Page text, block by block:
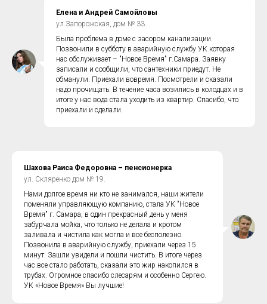
Елена и Андрей Самойловы
ул.Запорожская, дом № 33.
Была проблема в доме с засором канализации.
Позвонили в субботу в аварийную службу УК которая
нас обслуживает – "Новое Время" г.Самара. Заявку
записали и сообщили, что сантехники приедут. Не
обманули. Приехали вовремя. Посмотрели и сказали
надо прочищать. В течение часа возились в колодцах и в
итоге у нас вода стала уходить из квартир. Спасибо, что
приехали и сделали.
Шахова Раиса Федоровна – пенсионерка
ул. Скляренко дом № 19.
Нами долгое время ни кто не занимался, наши жители
поменяли управляющую компанию, стала УК "Новое
Время" г. Самара, в один прекрасный день у меня
забурчала мойка, что только не делала и кротом
заливала и чистила как могла и все бесполезно.
Позвонила в аварийную службу, приехали через 15
минут. Зашли увидели и пошли чистить. В итоге через
час все стало работать, сказали это жир накопился в
трубах. Огромное спасибо слесарям и особенно Сергею.
УК «Новое Время» Вы лучшие!